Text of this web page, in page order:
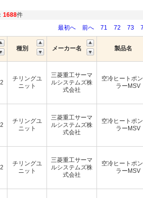
1688件
最初へ
前へ 71 72 73
種別 メーカー名 製品名
チリングユ
ニット
三菱重工サーマ
ルシステムズ株
式会社
空冷ヒートポ
ラーMSV
チリングユ
ニット
三菱重工サーマ
ルシステムズ株
式会社
空冷ヒートポ
ラーMSV
チリングユ
ニット
三菱重工サーマ
ルシステムズ株
式会社
空冷ヒートポ
ラーMSV